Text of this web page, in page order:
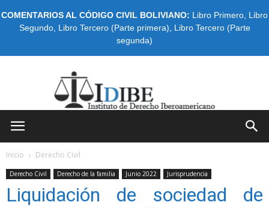
COMENTARIOS AL CÓDIGO CIVIL BOLIVIANO: Libro Primero Libro
Segundo, Libro Tercero (Parte primera)
Libro Tercero (Parte
segunda)
Inicio Derecho Civil
Derecho Civil Derecho de la familia Junio 2022 Jurisprudencia
Liquidación de sociedad de